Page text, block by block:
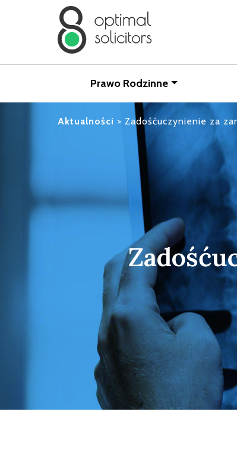
Prawo Rodzinne
Aktualności > Zadośćuczynienie za